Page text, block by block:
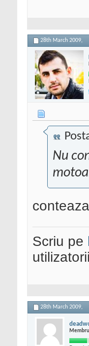
28th March 2009,
Nu
Scriu pe
28th March 2009,